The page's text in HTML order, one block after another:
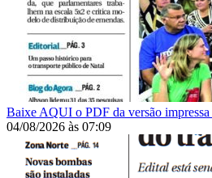
Baixe AQUI o PDF da versão
04/08/2026 às 07:09